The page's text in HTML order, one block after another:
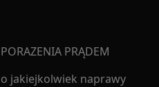
PRĄDEM
jakiejkolwiek naprawy